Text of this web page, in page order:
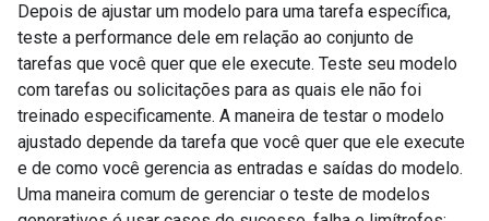
Depois de ajustar um modelo para uma tarefa específica,
teste a performance dele em relação ao conjunto de
tarefas que você quer que ele execute. Teste seu modelo
com tarefas ou solicitações para as quais ele não foi
treinado especificamente. A maneira de testar o modelo
ajustado depende da tarefa que você quer que ele execute
e de como você gerencia as entradas e saídas do modelo.
Uma maneira comum de gerenciar o teste de modelos